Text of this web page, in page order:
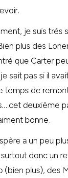
je suis trés
plus des
que Carter
sait pas si il
temps de
deuxième
bonne.
a un peu
surtout donc un
(bien plus), des